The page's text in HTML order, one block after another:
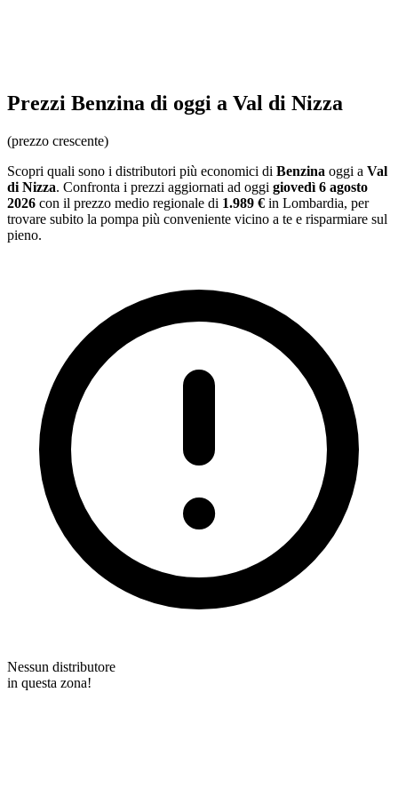
Prezzi Benzina di oggi a Val di Nizza
(prezzo crescente)
Scopri quali sono i distributori più economici di Benzina oggi a Val
di Nizza. Confronta i prezzi aggiornati ad oggi giovedì 6 agosto
2026 con il prezzo medio regionale di 1.989 € in Lombardia, per
trovare subito la pompa più conveniente vicino a te e risparmiare sul
pieno.
Nessun distributore
in questa zona!